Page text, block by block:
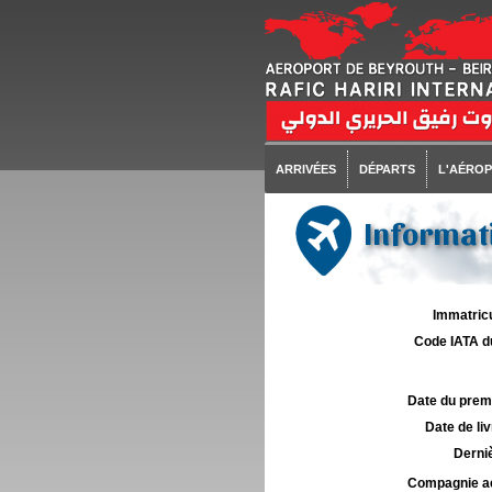
ARRIVÉES DÉPARTS
Code IATA
Date du
Date de
Compagnie